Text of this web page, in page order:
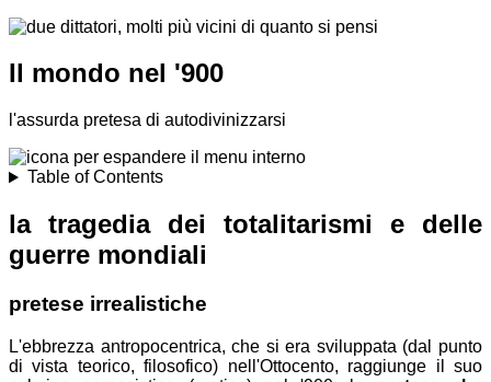
Il mondo nel '900
l'assurda pretesa di autodivinizzarsi
Table of Contents
la tragedia dei totalitarismi e delle
guerre mondiali
pretese irrealistiche
L'ebbrezza antropocentrica, che si era sviluppata (dal punto
di vista teorico, filosofico) nell'Ottocento, raggiunge il suo